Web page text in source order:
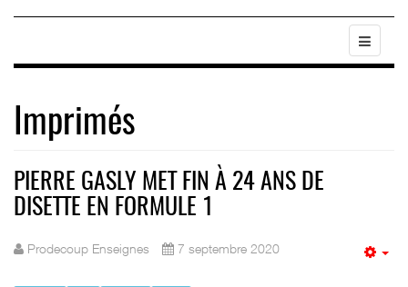
Imprimés
PIERRE GASLY MET FIN À 24 ANS DE
DISETTE EN FORMULE 1
Prodecoup Enseignes 7 septembre 2020